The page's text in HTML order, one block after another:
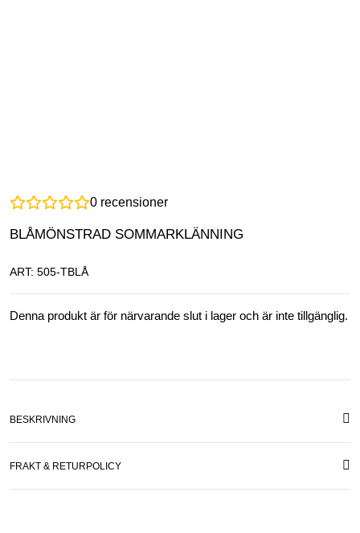
0 recensioner
BLÅMÖNSTRAD SOMMARKLÄNNING
ART: 505-TBLÅ
Denna produkt är för närvarande slut i lager och är inte tillgänglig.
BESKRIVNING
FRAKT & RETURPOLICY